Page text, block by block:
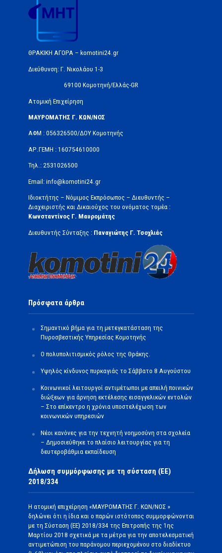
ΘΡΑΚΙΚΗ ΑΓΟΡΑ – komotini24.gr
Διεύθυνση: Γ. Νικολάου 1-3
69100 Κομοτηνή/Ελλάς-GR
Ατομική Επιχείρηση
ΜΑΥΡΟΜΑΤΗΣ Γ. ΚΩΝ/ΝΟΣ
ΑΦΜ : 056326500/ΔOΥ Κομοτηνής
ΑΡ.ΓΕΜΗ : 160754610000
Τηλ.: 2531026500
Email: info@komotini24.gr
Ιδιοκτήτης – Νόμιμος Εκπρόσωπος – Διευθυντής –
Διαχειριστής και Δικαιούχος του ονόματος τομέα :
Κωνσταντίνος Γ. Μαυρομάτης
Διευθυντής Σύνταξης : Παναγιώτης Γ. Τσοχλιάς
Πρόσφατα άρθρα
Σημαντικό βήμα για τη μετεγκατάσταση της
Πυροσβεστικής Υπηρεσίας Κομοτηνής
Ο πολυπολιτισμικός ρόλος της Θράκης.
Υψηλός κίνδυνος πυρκαγιάς το Σάββατο 8 Αυγούστου
Κοινωνικοί λειτουργοί αντιμέτωποι με απειλή ποινικών
διώξεων για άρνηση εκτέλεσης εισαγγελικών εντολών
– Στο επίκεντρο η χρόνια υποστελέχωση των
κοινωνικών υπηρεσιών
Νέοι κανόνες για την τεχνητή νοημοσύνη στα σχολεία
– Δημοσιεύθηκε το πλαίσιο λειτουργίας για τη
δευτεροβάθμια εκπαίδευση
Δήλωση συμμόρφωσης με τη σύσταση (ΕΕ)
2018/334
Η ατομική επιχείρηση «ΜΑΥΡΟΜΑΤΗΣ Γ. ΚΩΝ/ΝΟΣ »
δηλώνει ότι η ίδια και ο παρών ιστότοπος συμμορφώνονται
με τη Σύσταση (ΕΕ) 2018/334 της Επιτροπής της 1ης
Μαρτίου 2018 σχετικά με τα μέτρα για την αποτελεσματική
αντιμετώπιση του παράνομου περιεχομένου στο διαδίκτυο